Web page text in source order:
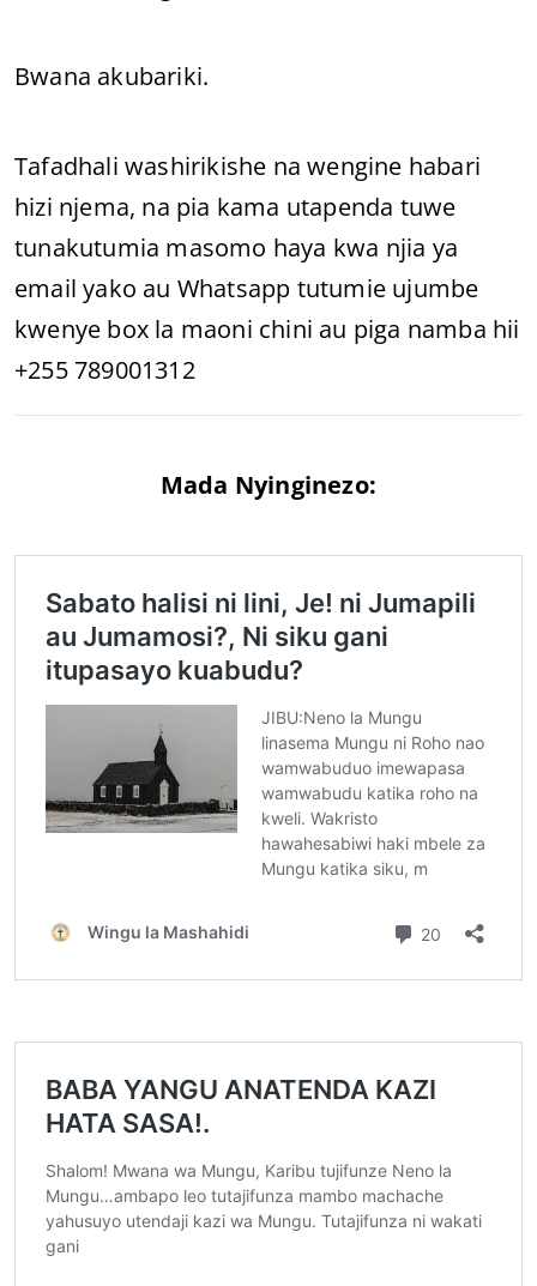
Bwana akubariki.
Tafadhali washirikishe na wengine habari
hizi njema, na pia kama utapenda tuwe
tunakutumia masomo haya kwa njia ya
email yako au Whatsapp tutumie ujumbe
kwenye box la maoni chini au piga namba hii
+255 789001312
Mada Nyinginezo: